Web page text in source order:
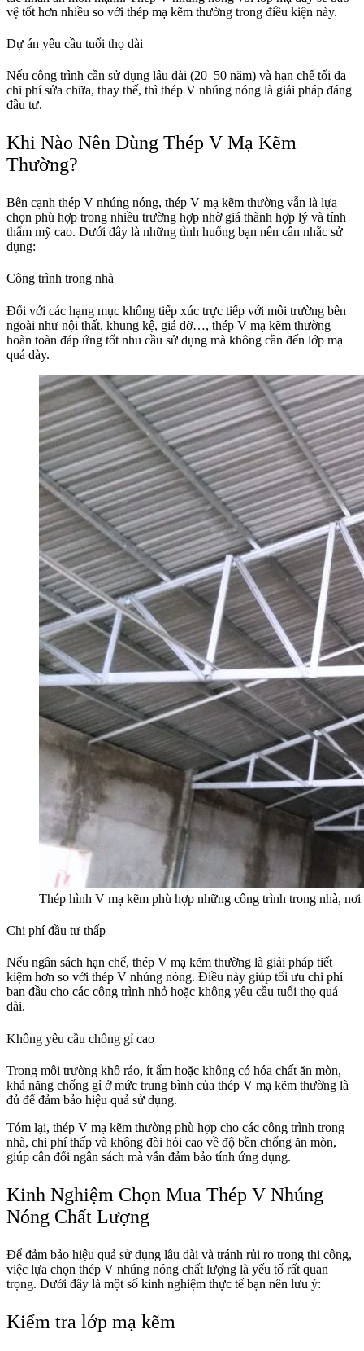
vệ tốt hơn nhiều so với thép mạ kẽm thường trong điều kiện này.
Dự án yêu cầu tuổi thọ dài
Nếu công trình cần sử dụng lâu dài (20–50 năm) và hạn chế tối đa
chi phí sửa chữa, thay thế, thì thép V nhúng nóng là giải pháp đáng
đầu tư.
Khi Nào Nên Dùng Thép V Mạ Kẽm
Thường?
Bên cạnh thép V nhúng nóng, thép V mạ kẽm thường vẫn là lựa
chọn phù hợp trong nhiều trường hợp nhờ giá thành hợp lý và tính
thẩm mỹ cao. Dưới đây là những tình huống bạn nên cân nhắc sử
dụng:
Công trình trong nhà
Đối với các hạng mục không tiếp xúc trực tiếp với môi trường bên
ngoài như nội thất, khung kệ, giá đỡ…, thép V mạ kẽm thường
hoàn toàn đáp ứng tốt nhu cầu sử dụng mà không cần đến lớp mạ
quá dày.
Thép hình V mạ kẽm phù hợp những công trình trong nhà, nơi
Chi phí đầu tư thấp
Nếu ngân sách hạn chế, thép V mạ kẽm thường là giải pháp tiết
kiệm hơn so với thép V nhúng nóng. Điều này giúp tối ưu chi phí
ban đầu cho các công trình nhỏ hoặc không yêu cầu tuổi thọ quá
dài.
Không yêu cầu chống gỉ cao
Trong môi trường khô ráo, ít ẩm hoặc không có hóa chất ăn mòn,
khả năng chống gỉ ở mức trung bình của thép V mạ kẽm thường là
đủ để đảm bảo hiệu quả sử dụng.
Tóm lại, thép V mạ kẽm thường phù hợp cho các công trình trong
nhà, chi phí thấp và không đòi hỏi cao về độ bền chống ăn mòn,
giúp cân đối ngân sách mà vẫn đảm bảo tính ứng dụng.
Kinh Nghiệm Chọn Mua Thép V Nhúng
Nóng Chất Lượng
Để đảm bảo hiệu quả sử dụng lâu dài và tránh rủi ro trong thi công,
việc lựa chọn thép V nhúng nóng chất lượng là yếu tố rất quan
trọng. Dưới đây là một số kinh nghiệm thực tế bạn nên lưu ý:
Kiểm tra lớp mạ kẽm